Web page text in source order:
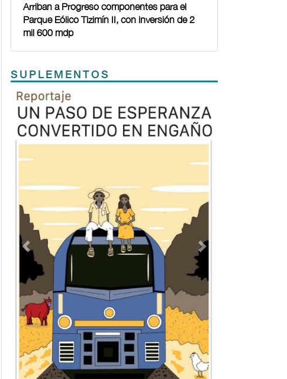
Arriban a Progreso componentes para el
Parque Eólico Tizimín II, con inversión de 2
mil 600 mdp
SUPLEMENTOS
Previous Next